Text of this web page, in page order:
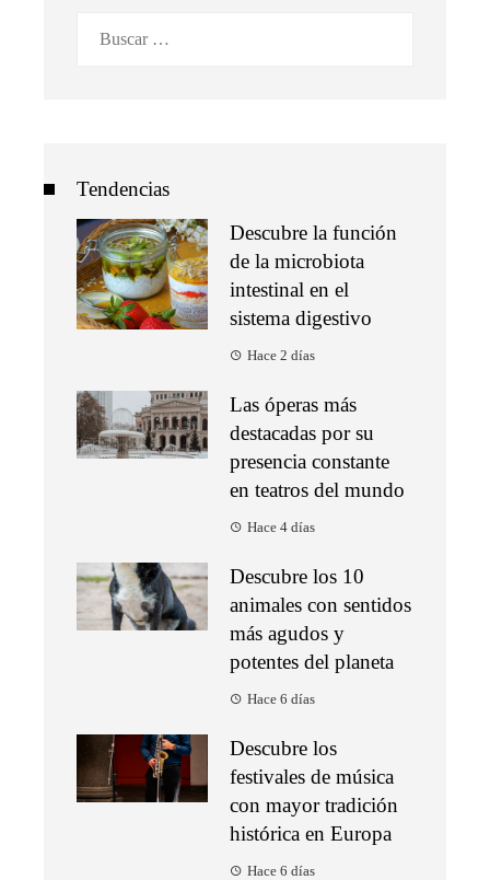
Tendencias
Descubre la función
de la microbiota
intestinal en el
sistema digestivo
Hace 2 días
Las óperas más
destacadas por su
presencia constante
en teatros del mundo
Hace 4 días
Descubre los 10
animales con sentidos
más agudos y
potentes del planeta
Hace 6 días
Descubre los
festivales de música
con mayor tradición
histórica en Europa
Hace 6 días